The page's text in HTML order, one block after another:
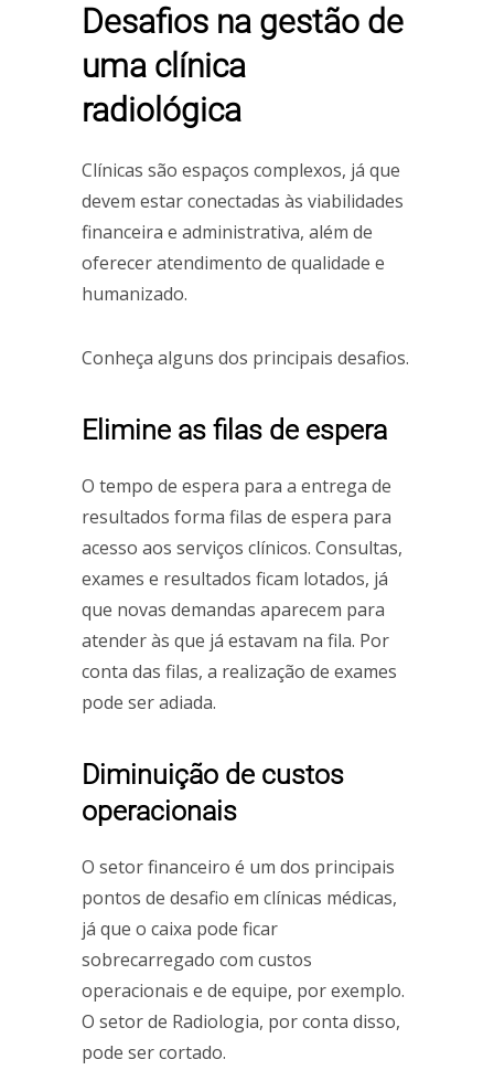
Desafios na gestão de
uma clínica
radiológica
Clínicas são espaços complexos, já que
devem estar conectadas às viabilidades
financeira e administrativa, além de
oferecer atendimento de qualidade e
humanizado.
Conheça alguns dos principais desafios.
Elimine as filas de espera
O tempo de espera para a entrega de
resultados forma filas de espera para
acesso aos serviços clínicos. Consultas,
exames e resultados ficam lotados, já
que novas demandas aparecem para
atender às que já estavam na fila. Por
conta das filas, a realização de exames
pode ser adiada.
Diminuição de custos
operacionais
O setor financeiro é um dos principais
pontos de desafio em clínicas médicas,
já que o caixa pode ficar
sobrecarregado com custos
operacionais e de equipe, por exemplo.
O setor de Radiologia, por conta disso,
pode ser cortado.